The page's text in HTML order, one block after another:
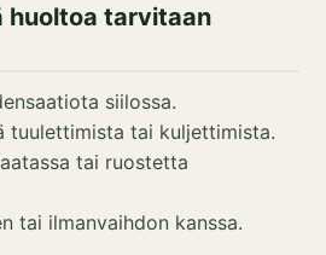
huoltoa tarvitaan
siilossa.
tuulettimista tai kuljettimista.
tai ruostetta
tai ilmanvaihdon kanssa.